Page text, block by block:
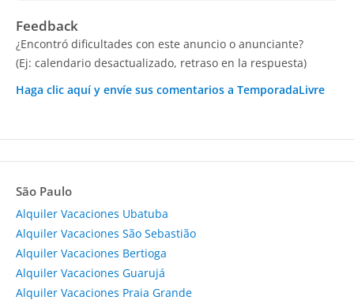
Feedback
¿Encontró dificultades con este anuncio o anunciante?
(Ej: calendario desactualizado, retraso en la respuesta)
Haga clic aquí y envíe sus comentarios a TemporadaLivre
São Paulo
Alquiler Vacaciones Ubatuba
Alquiler Vacaciones São Sebastião
Alquiler Vacaciones Bertioga
Alquiler Vacaciones Guarujá
Alquiler Vacaciones Praia Grande